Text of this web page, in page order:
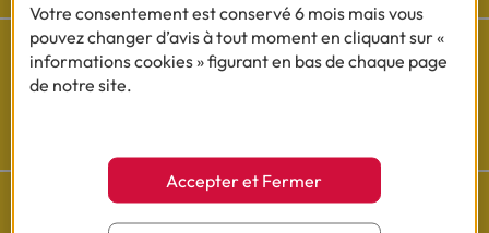
Votre consentement est conservé 6 mois mais vous
pouvez changer d’avis à tout moment en cliquant sur «
informations cookies » figurant en bas de chaque page
de notre site.
Accepter et Fermer